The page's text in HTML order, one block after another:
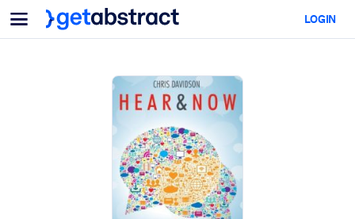
Menu
For Teams & Leaders
Equip your employees with critical AI skills.
Leadership Development
Prepare your leaders for the next era of work.
Collaborative Learning
Make it easy for teams to learn together, solve real problems, and
For AI Systems
LOGIN